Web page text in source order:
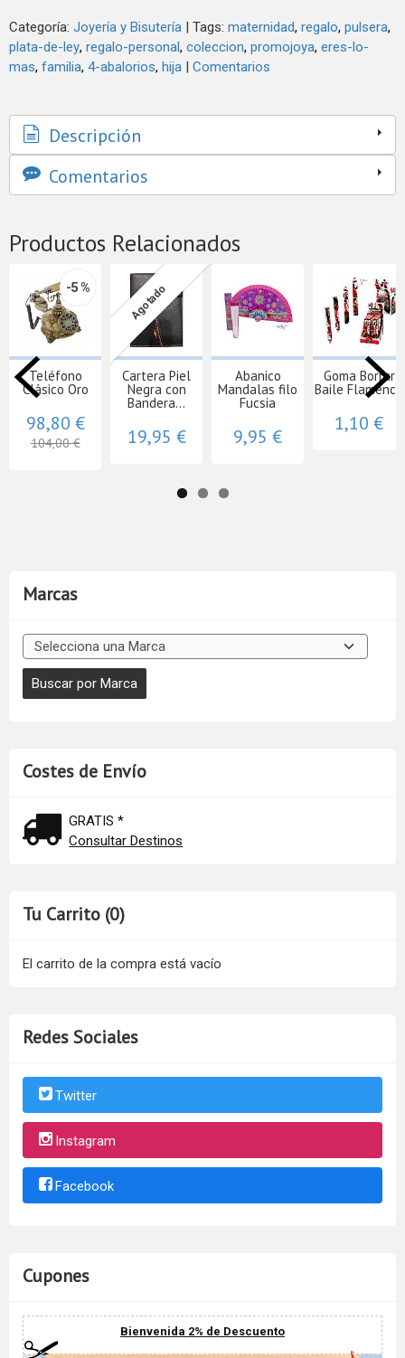
Marcas
Costes de Envío
GRATIS *
Consultar Destinos
Tu Carrito (0)
El carrito de la compra está vacío
Redes Sociales
Twitter
Instagram
Facebook
Cupones
Bienvenida 2% de Descuento
Categoría: Joyería y Bisutería | Tags: maternidad regalo pulsera
plata-de-ley regalo-personal coleccion promojoya eres-lo-
mas familia 4-abalorios hija | Comentarios
Descripción
Comentarios
Productos Relacionados
-5 %
Teléfono
Clásico Oro
98,80 €
104,00 €
Agotado
Cartera Piel
Negra con
Bandera...
19,95 €
Abanico
Mandalas filo
Fucsia
9,95 €
Goma Borrar
Baile Flamenco
1,10 €